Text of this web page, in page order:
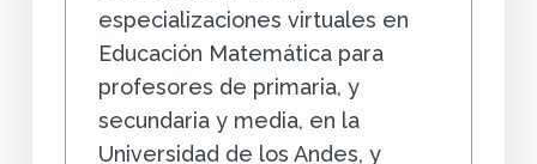
especializaciones virtuales en
Educación Matemática para
profesores de primaria, y
secundaria y media, en la
Universidad de los Andes, y